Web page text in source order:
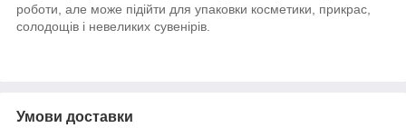
роботи, але може підійти для упаковки косметики, прикрас,
солодощів і невеликих сувенірів.
Умови доставки